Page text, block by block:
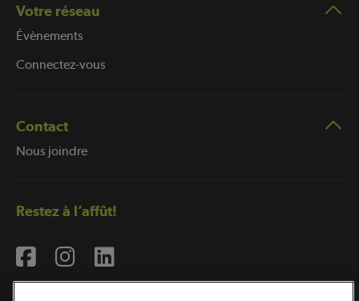
Votre réseau
Évènements
Connectez-vous
Contact
Nous joindre
Restez à l’affût!